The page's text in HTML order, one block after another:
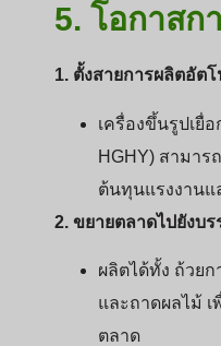
5. โอกาสก
1. ตั้งสายการผลิตอัต
เครื่องขึ้นรูปเยื่
HGHY) สามาร
ต้นทุนแรงงาน
2. ขยายตลาดไปยังบ
ผลิตได้ทั้ง ถ้วย
และถาดผลไม้
ตลาด